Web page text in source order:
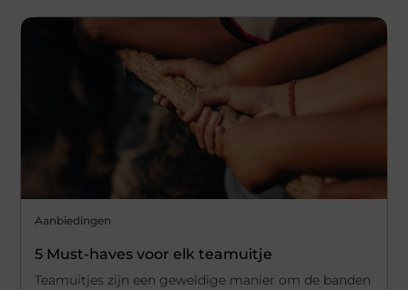
Aanbiedingen
5 Must-haves voor elk teamuitje
Teamuitjes zijn een geweldige manier om de banden